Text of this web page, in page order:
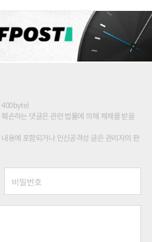
400byte)
손하는 댓글은 관련 법률에 의해 제재를 받을
용에 포함되거나 인신공격성 글은 관리자의 판